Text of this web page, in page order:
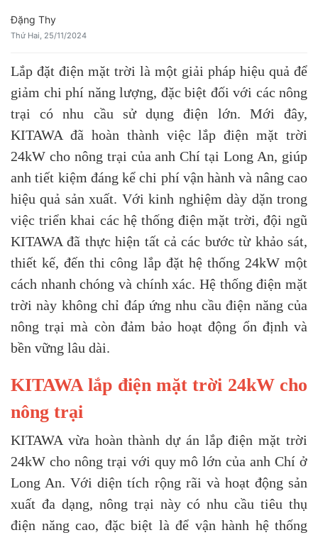
Đặng Thy
Thứ Hai, 25/11/2024
Lắp đặt điện mặt trời là một giải pháp hiệu quả để
giảm chi phí năng lượng, đặc biệt đối với các nông
trại có nhu cầu sử dụng điện lớn. Mới đây,
KITAWA đã hoàn thành việc lắp điện mặt trời
24kW cho nông trại của anh Chí tại Long An, giúp
anh tiết kiệm đáng kể chi phí vận hành và nâng cao
hiệu quả sản xuất. Với kinh nghiệm dày dặn trong
việc triển khai các hệ thống điện mặt trời, đội ngũ
KITAWA đã thực hiện tất cả các bước từ khảo sát,
thiết kế, đến thi công lắp đặt hệ thống 24kW một
cách nhanh chóng và chính xác. Hệ thống điện mặt
trời này không chỉ đáp ứng nhu cầu điện năng của
nông trại mà còn đảm bảo hoạt động ổn định và
bền vững lâu dài.
KITAWA lắp điện mặt trời 24kW cho
nông trại
KITAWA vừa hoàn thành dự án lắp điện mặt trời
24kW cho nông trại với quy mô lớn của anh Chí ở
Long An. Với diện tích rộng rãi và hoạt động sản
xuất đa dạng, nông trại này có nhu cầu tiêu thụ
điện năng cao, đặc biệt là để vận hành hệ thống